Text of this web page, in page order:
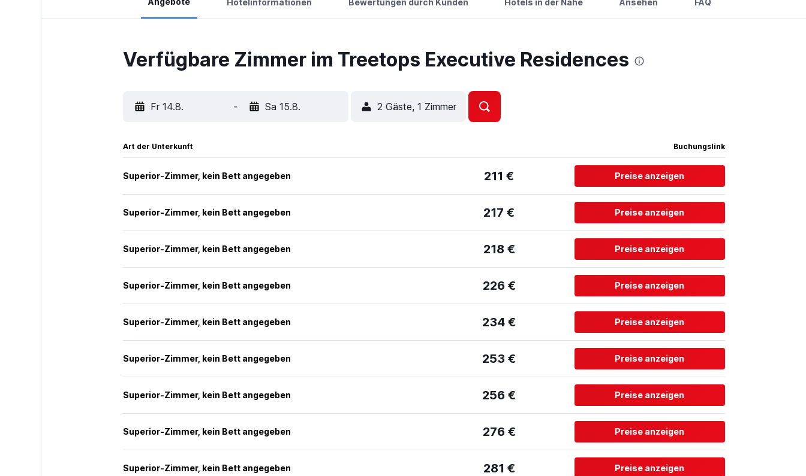
Verfügbare Zimmer im Treetops Executive Residences
Fr 14.8. - Sa 15.8. 2 Gäste, 1 Zimmer
Art der Unterkunft Buchungslink
Superior-Zimmer, kein Bett angegeben 211 € Preise anzeigen
Superior-Zimmer, kein Bett angegeben 217 € Preise anzeigen
Superior-Zimmer, kein Bett angegeben 218 € Preise anzeigen
Superior-Zimmer, kein Bett angegeben 226 € Preise anzeigen
Superior-Zimmer, kein Bett angegeben 234 € Preise anzeigen
Superior-Zimmer, kein Bett angegeben 253 € Preise anzeigen
Superior-Zimmer, kein Bett angegeben 256 € Preise anzeigen
Superior-Zimmer, kein Bett angegeben 276 € Preise anzeigen
Superior-Zimmer, kein Bett angegeben 281 € Preise anzeigen